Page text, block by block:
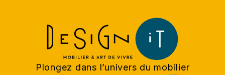
Plongez dans l’univers du mobilier